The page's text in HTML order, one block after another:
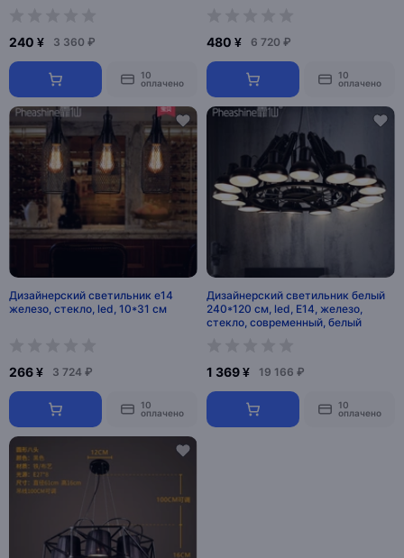
240 ¥ 3 360 ₽
10
оплачено
480 ¥ 6 720 ₽
10
оплачено
Дизайнерский светильник e14
железо, стекло, led, 10*31 см
266 ¥ 3 724 ₽
10
оплачено
Дизайнерский светильник белый
240*120 см, led, E14, железо,
стекло, современный, белый
1 369 ¥ 19 166 ₽
10
оплачено